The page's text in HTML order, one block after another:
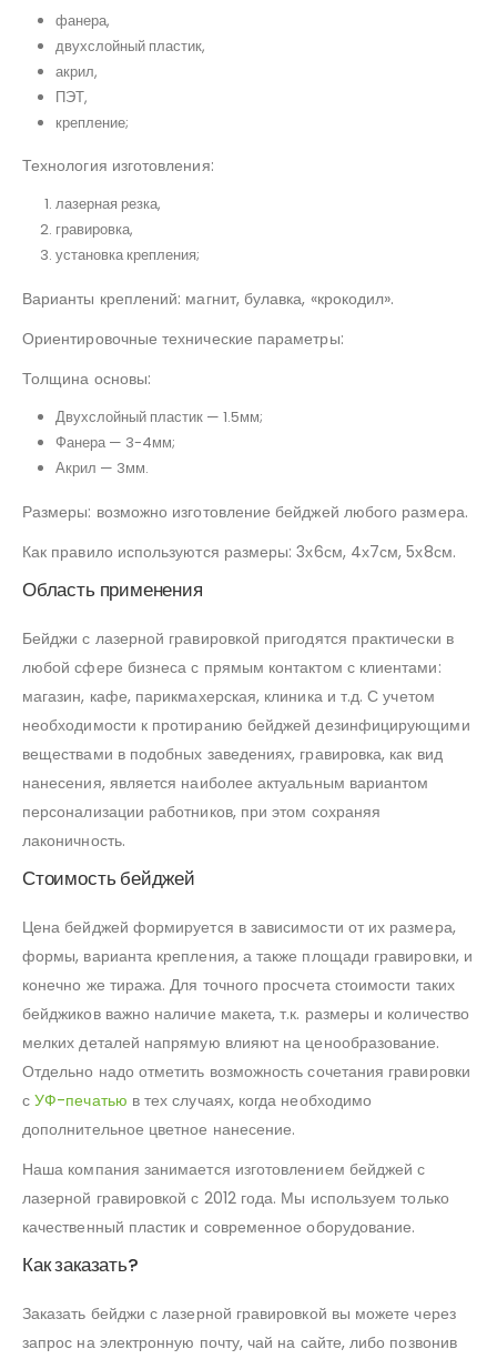
фанера,
двухслойный пластик,
акрил,
ПЭТ,
крепление;
Технология изготовления:
лазерная резка,
гравировка,
установка крепления;
Варианты креплений: магнит, булавка, «крокодил».
Ориентировочные технические параметры:
Толщина основы:
Двухслойный пластик — 1.5мм;
Фанера — 3-4мм;
Акрил — 3мм.
Размеры: возможно изготовление бейджей любого размера.
Как правило используются размеры: 3х6см, 4х7см, 5х8см.
Область применения
Бейджи с лазерной гравировкой пригодятся практически в
любой сфере бизнеса с прямым контактом с клиентами:
магазин, кафе, парикмахерская, клиника и т.д. С учетом
необходимости к протиранию бейджей дезинфицирующими
веществами в подобных заведениях, гравировка, как вид
нанесения, является наиболее актуальным вариантом
персонализации работников, при этом сохраняя
лаконичность.
Стоимость бейджей
Цена бейджей формируется в зависимости от их размера,
формы, варианта крепления, а также площади гравировки, и
конечно же тиража. Для точного просчета стоимости таких
бейджиков важно наличие макета, т.к. размеры и количество
мелких деталей напрямую влияют на ценообразование.
Отдельно надо отметить возможность сочетания гравировки
сУФ-печатью в тех случаях, когда необходимо
дополнительное цветное нанесение.
Наша компания занимается изготовлением бейджей с
лазерной гравировкой с 2012 года. Мы используем только
качественный пластик и современное оборудование.
Как заказать?
Заказать бейджи с лазерной гравировкой вы можете через
запрос на электронную почту, чай на сайте, либо позвонив